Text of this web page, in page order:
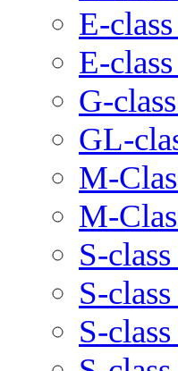
E-
E-
G-
GL-
M-
M-
S-
S-
S-